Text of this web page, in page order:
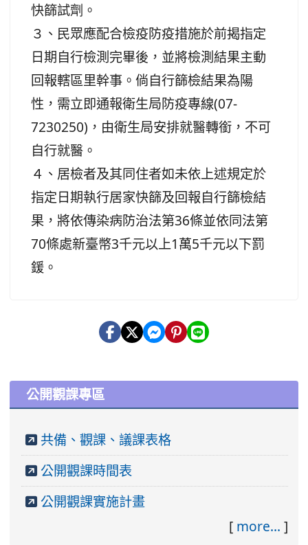
快篩試劑。
３、民眾應配合檢疫防疫措施於前揭指定
日期自行檢測完畢後，並將檢測結果主動
回報轄區里幹事。倘自行篩檢結果為陽
性，需立即通報衛生局防疫專線(07-
7230250)，由衛生局安排就醫轉銜，不可
自行就醫。
４、居檢者及其同住者如未依上述規定於
指定日期執行居家快篩及回報自行篩檢結
果，將依傳染病防治法第36條並依同法第
70條處新臺幣3千元以上1萬5千元以下罰
鍰。
公開觀課專區
共備、觀課、議課表格
公開觀課時間表
公開觀課實施計畫
[ more... ]